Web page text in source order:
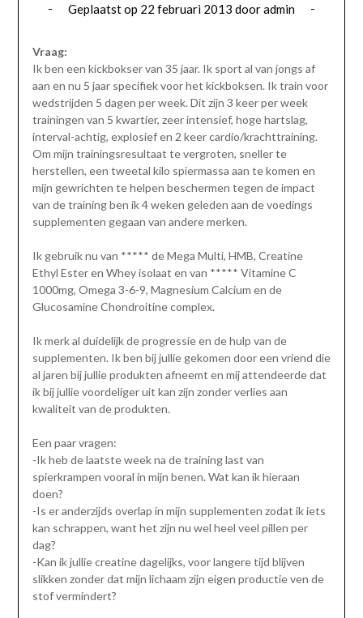
Geplaatst op 22 februari 2013 dooradmin
Vraag:
Ik ben een kickbokser van 35 jaar. Ik sport al van jongs af
aan en nu 5 jaar specifiek voor het kickboksen. Ik train voor
wedstrijden 5 dagen per week. Dit zijn 3 keer per week
trainingen van 5 kwartier, zeer intensief, hoge hartslag,
interval-achtig, explosief en 2 keer cardio/krachttraining.
Om mijn trainingsresultaat te vergroten, sneller te
herstellen, een tweetal kilo spiermassa aan te komen en
mijn gewrichten te helpen beschermen tegen de impact
van de training ben ik 4 weken geleden aan de voedings
supplementen gegaan van andere merken.
Ik gebruik nu van ***** de Mega Multi, HMB, Creatine
Ethyl Ester en Whey isolaat en van ***** Vitamine C
1000mg, Omega 3-6-9, Magnesium Calcium en de
Glucosamine Chondroitine complex.
Ik merk al duidelijk de progressie en de hulp van de
supplementen. Ik ben bij jullie gekomen door een vriend die
al jaren bij jullie produkten afneemt en mij attendeerde dat
ik bij jullie voordeliger uit kan zijn zonder verlies aan
kwaliteit van de produkten.
Een paar vragen:
-Ik heb de laatste week na de training last van
spierkrampen vooral in mijn benen. Wat kan ik hieraan
doen?
-Is er anderzijds overlap in mijn supplementen zodat ik iets
kan schrappen, want het zijn nu wel heel veel pillen per
dag?
-Kan ik jullie creatine dagelijks, voor langere tijd blijven
slikken zonder dat mijn lichaam zijn eigen productie ven de
stof vermindert?